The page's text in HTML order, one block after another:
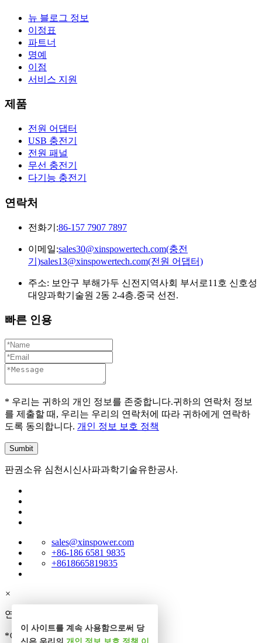
뉴 블로그 정보
이정표
파트너
명예
이점
서비스 지원
제품
전원 어댑터
USB 충전기
전원 패널
무선 충전기
다기능 충전기
연락처
전화기:86-157 7907 7897
이메일:sales30@xinspowertech.com(충전
기)sales13@xinspowertech.com(전원 어댑터)
주소: 보안구 부해가두 신전지역사회 부서로11호 신호성
대양과학기술원 2동 2-4층.중국 선전.
빠른 인용
* 우리는 귀하의 개인 정보를 존중합니다.귀하의 연락처 정보
를 제출할 때, 우리는 우리의 연락처에 따라 귀하에게 연락하
도록 동의합니다. 개인 정보 보호 정책
판권소유 심천시신사파과학기술유한공사.
sales@xinspower.com
+86-186 6581 9835
+8618665819835
×
연락처
*이름
이 사이트를 계속 사용함으로써 당